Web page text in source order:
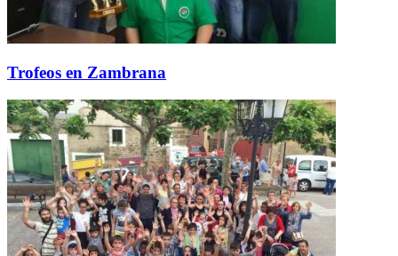
Trofeos en Zambrana